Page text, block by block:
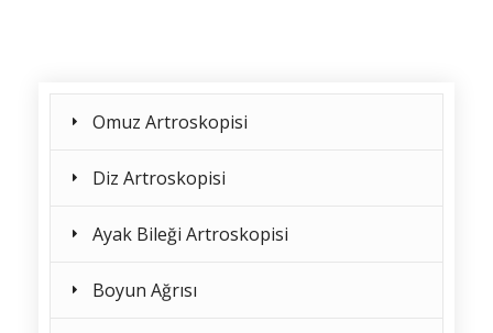
Omuz Artroskopisi
Diz Artroskopisi
Ayak Bileği Artroskopisi
Boyun Ağrısı